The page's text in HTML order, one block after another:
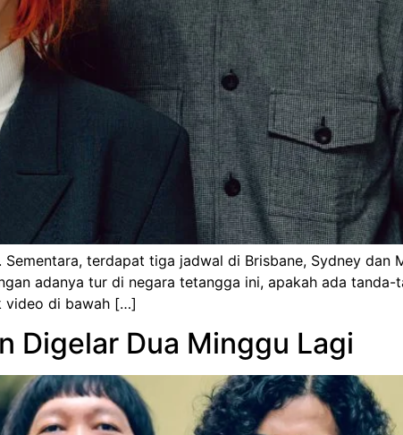
terdapat tiga jadwal di Brisbane, Sydney dan
adanya tur di negara tetangga ini, apakah ada tanda-
video di bawah […]
Digelar Dua Minggu Lagi